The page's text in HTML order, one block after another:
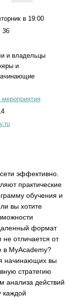
в 19:00
36
и владельцы
и
мероприятия
эффективно.
практические
обучения и
вы хотите
формат
отличается от
в MyAcademy?
начинающих вы
стратегию
анализа действий
каждой